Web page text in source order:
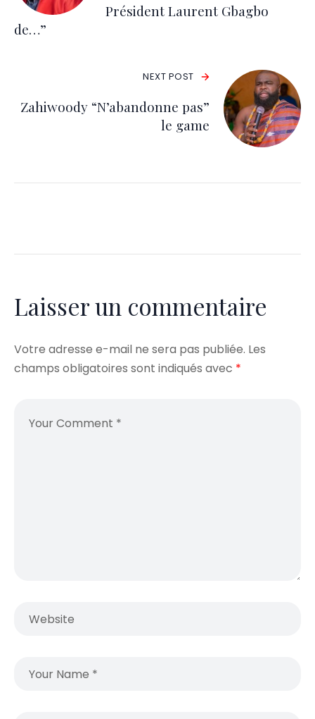
Président Laurent Gbagbo
de…”
NEXT POST
Zahiwoody “N’abandonne pas”
le game
Laisser un commentaire
Votre adresse e-mail ne sera pas publiée. Les
champs obligatoires sont indiqués avec *